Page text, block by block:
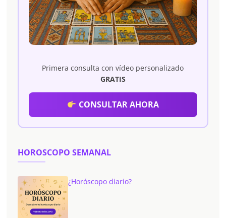
Primera consulta con vídeo personalizado
GRATIS
CONSULTAR AHORA
HOROSCOPO SEMANAL
¿Horóscopo diario?